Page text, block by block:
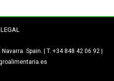
LEGAL
Spain. | T. +34 848 42 06 92 |